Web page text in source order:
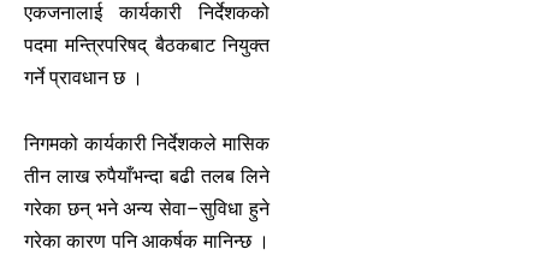
एकजनालाई कार्यकारी निर्देशकको
पदमा मन्त्रिपरिषद् बैठकबाट नियुक्त
गर्ने प्रावधान छ ।
निगमको कार्यकारी निर्देशकले मासिक
तीन लाख रुपैयाँभन्दा बढी तलब लिने
गरेका छन् भने अन्य सेवा–सुविधा हुने
गरेका कारण पनि आकर्षक मानिन्छ ।